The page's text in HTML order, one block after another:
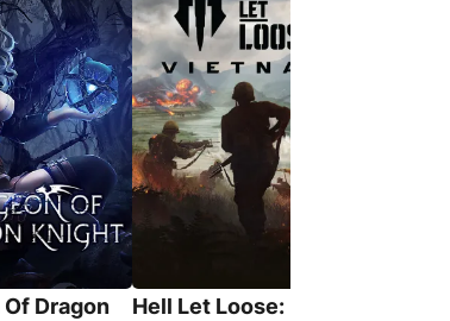
Dragon
Hell Let Loose: